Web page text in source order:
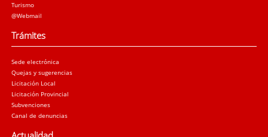
Turismo
@Webmail
Trámites
Sede electrónica
Quejas y sugerencias
Licitación Local
Licitación Provincial
Subvenciones
Canal de denuncias